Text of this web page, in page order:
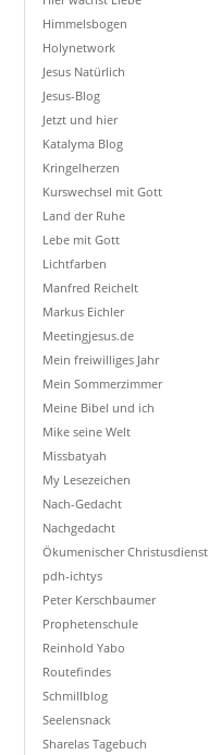
Himmelsbogen
Holynetwork
Jesus Natürlich
Jesus-Blog
Jetzt und hier
Katalyma Blog
Kringelherzen
Kurswechsel mit Gott
Land der Ruhe
Lebe mit Gott
Lichtfarben
Manfred Reichelt
Markus Eichler
Meetingjesus.de
Mein freiwilliges Jahr
Mein Sommerzimmer
Meine Bibel und ich
Mike seine Welt
Missbatyah
My Lesezeichen
Nach-Gedacht
Nachgedacht
Ökumenischer Christusdienst
pdh-ichtys
Peter Kerschbaumer
Prophetenschule
Reinhold Yabo
Routefindes
Schmillblog
Seelensnack
Sharelas Tagebuch